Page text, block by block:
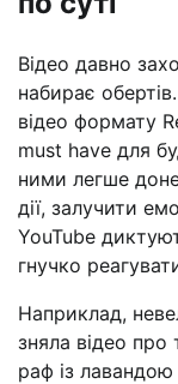
Відео давно
набирає
відео формату
must have для
ними легше
дії, залучити
YouTube
гнучко
Наприклад,
зняла відео про
раф із